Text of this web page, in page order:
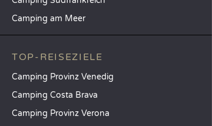
Camping am Meer
TOP-REISEZIELE
Camping Provinz Venedig
Camping Costa Brava
Camping Provinz Verona